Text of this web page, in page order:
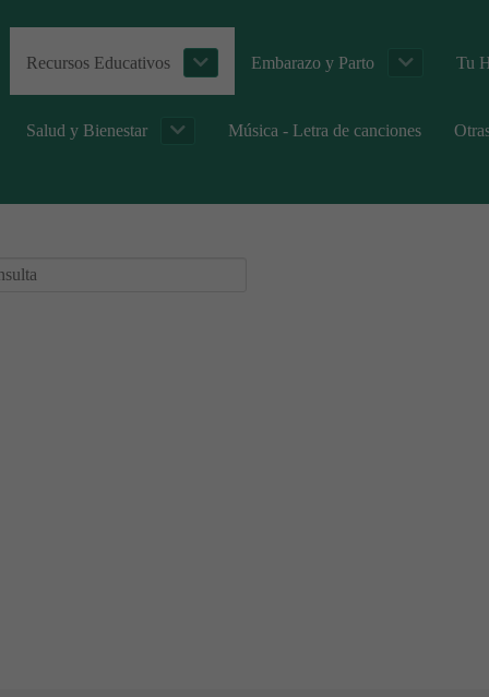
Recursos Educativos Embarazo y Parto Tu
Salud y Bienestar Música - Letra de canciones